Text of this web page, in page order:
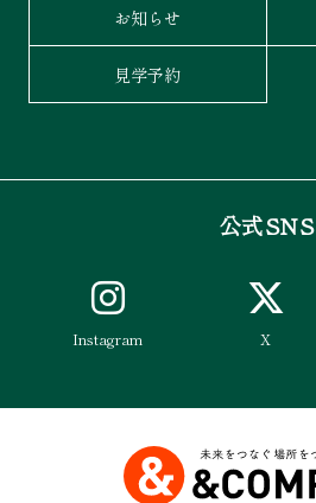
お知らせ
見学予約
公式SNS
Instagram X